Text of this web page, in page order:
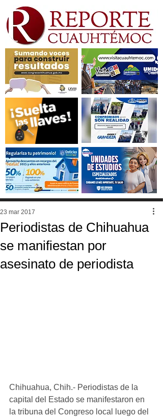
Periodistas de Chihuahua
se manifiestan por
asesinato de periodista
23 mar 2017
Chihuahua, Chih.- Periodistas de la
capital del Estado se manifestaron en
la tribuna del Congreso local luego del